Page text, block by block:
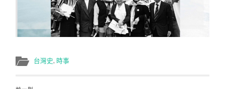
台灣史, 時事